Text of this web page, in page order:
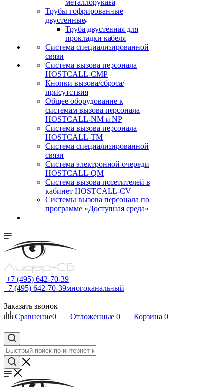
металлорукава
Трубы гофрированные
двустенные
Труба двустенная для
прокладки кабеля
Система специализированной
связи
Cистема вызова персонала
HOSTCALL-CMP
Кнопки вызова/сброса/
присутствия
Общее оборудование к
системам вызова персонала
HOSTCALL-NM и NP
Система вызова персонала
HOSTCALL-TM
Система специализированной
связи
Система электронной очереди
HOSTCALL-QM
Cистема вызова посетителей в
кабинет HOSTCALL-CV
Системы вызова персонала по
программе «Доступная среда»
+7 (495) 642-70-39
+7 (495) 642-70-39многоканальный
Заказать звонок
Сравнение0 Отложенные 0 Корзина 0